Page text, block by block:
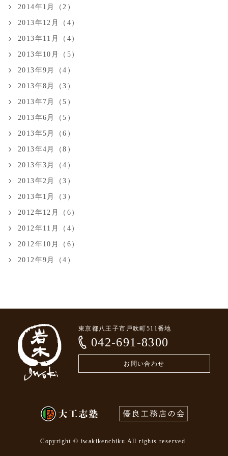
2014年1月（2）
2013年12月（4）
2013年11月（4）
2013年10月（5）
2013年9月（4）
2013年8月（3）
2013年7月（5）
2013年6月（5）
2013年5月（6）
2013年4月（8）
2013年3月（4）
2013年2月（3）
2013年1月（3）
2012年12月（6）
2012年11月（4）
2012年10月（6）
2012年9月（4）
東京都八王子市戸吹町511番地
042-691-8300
お問い合わせ
Copyright © iwakikenchiku All rights reserved.